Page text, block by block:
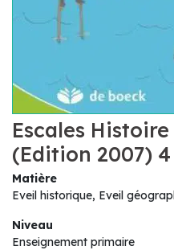
Escales
(Edition 2007) 4
Matière
Eveil historique, Eveil
Niveau
Enseignement primaire